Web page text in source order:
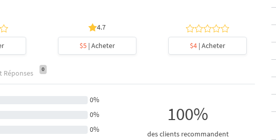
4.7
$5| Acheter $4| Acheter
Réponses 0
0%
0%
0%
100%
des clients recommandent